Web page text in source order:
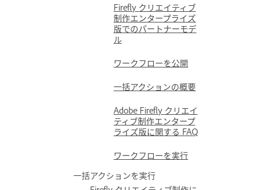
Firefly クリエイティブ
制作エンタープライズ
版でのパートナーモデ
ル
ワークフローを公開
一括アクションの概要
Adobe Firefly クリエイ
ティブ制作エンタープ
ライズ版に関する FAQ
ワークフローを実行
一括アクションを実行